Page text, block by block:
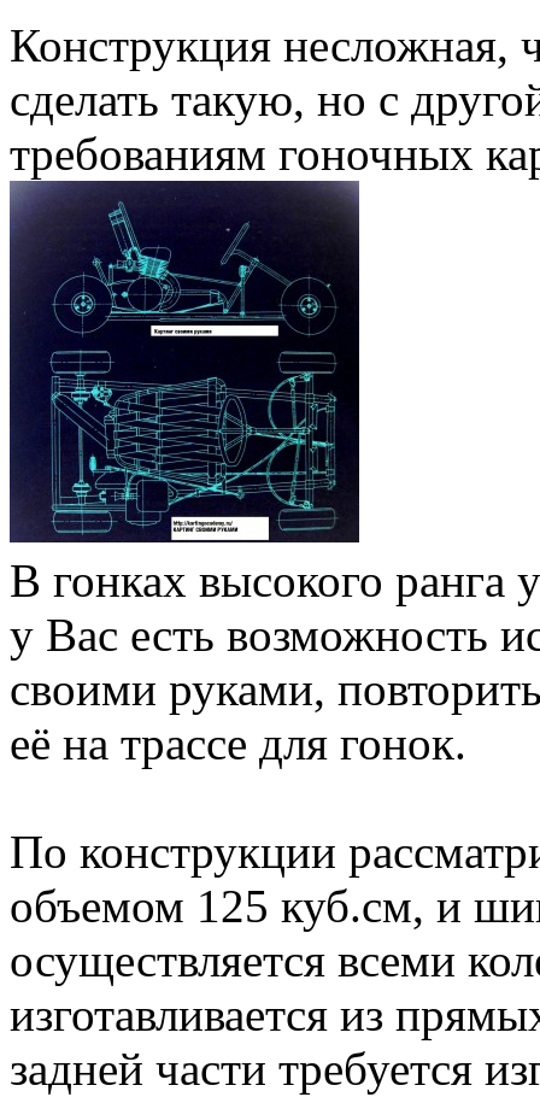
Конструкция
сделать такую, но с
требованиям гоночных
В гонках высокого ранга
у Вас есть возможность
своими руками,
её на трассе для гонок.
По конструкции
объемом 125 куб.см, и
осуществляется всеми
изготавливается из
задней части требуется